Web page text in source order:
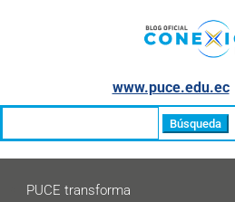
www.puce.edu.ec│
PUCE transforma